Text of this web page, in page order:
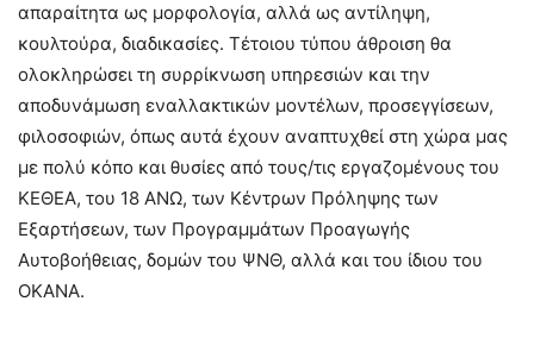
απαραίτητα ως μορφολογία, αλλά ως αντίληψη,
κουλτούρα, διαδικασίες. Τέτοιου τύπου άθροιση θα
ολοκληρώσει τη συρρίκνωση υπηρεσιών και την
αποδυνάμωση εναλλακτικών μοντέλων, προσεγγίσεων,
φιλοσοφιών, όπως αυτά έχουν αναπτυχθεί στη χώρα μας
με πολύ κόπο και θυσίες από τους/τις εργαζομένους του
ΚΕΘΕΑ, του 18 ΑΝΩ, των Κέντρων Πρόληψης των
Εξαρτήσεων, των Προγραμμάτων Προαγωγής
Αυτοβοήθειας, δομών του ΨΝΘ, αλλά και του ίδιου του
ΟΚΑΝΑ.